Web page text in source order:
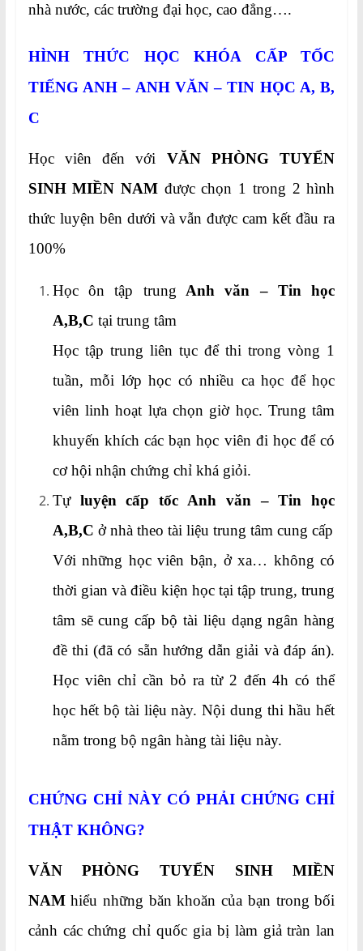
nhà nước, các trường đại học, cao đẳng….
HÌNH THỨC HỌC KHÓA CẤP TỐC
TIẾNG ANH – ANH VĂN – TIN HỌC A, B,
C
Học viên đến với VĂN PHÒNG TUYỂN
SINH MIỀN NAM được chọn 1 trong 2 hình
thức luyện bên dưới và vẫn được cam kết đầu ra
100%
Học ôn tập trung Anh văn – Tin học
A,B,C tại trung tâm
Học tập trung liên tục để thi trong vòng 1
tuần, mỗi lớp học có nhiều ca học để học
viên linh hoạt lựa chọn giờ học. Trung tâm
khuyến khích các bạn học viên đi học để có
cơ hội nhận chứng chỉ khá giỏi.
Tự luyện cấp tốc Anh văn – Tin học
A,B,C ở nhà theo tài liệu trung tâm cung cấp
Với những học viên bận, ở xa… không có
thời gian và điều kiện học tại tập trung, trung
tâm sẽ cung cấp bộ tài liệu dạng ngân hàng
đề thi (đã có sẵn hướng dẫn giải và đáp án).
Học viên chỉ cần bỏ ra từ 2 đến 4h có thể
học hết bộ tài liệu này. Nội dung thi hầu hết
nằm trong bộ ngân hàng tài liệu này.
CHỨNG CHỈ NÀY CÓ PHẢI CHỨNG CHỈ
THẬT KHÔNG?
VĂN PHÒNG TUYỂN SINH MIỀN
NAMhiểu những băn khoăn của bạn trong bối
cảnh các chứng chỉ quốc gia bị làm giả tràn lan